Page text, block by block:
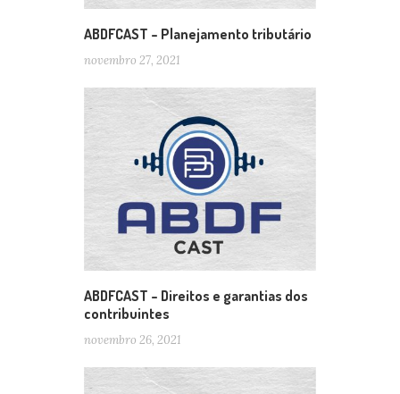
ABDFCAST – Planejamento tributário
novembro 27, 2021
ABDFCAST – Direitos e garantias dos
contribuintes
novembro 26, 2021